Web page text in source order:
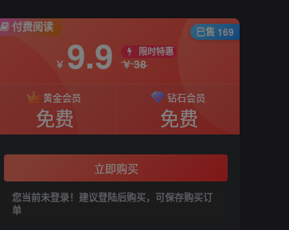
付费阅读
￥ 9.9 限时特惠
￥38
黄金会员
免费
钻石会员
免费
立即购买
您当前未登录！建议登陆后购买，可保存购买订
单
已售 169